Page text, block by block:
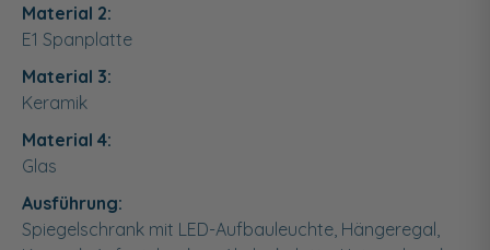
Material 2:
E1 Spanplatte
Material 3:
Keramik
Material 4:
Glas
Ausführung:
Spiegelschrank mit LED-Aufbauleuchte, Hängeregal,